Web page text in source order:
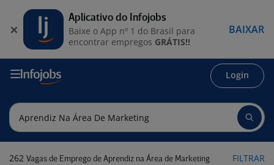
Login
262 Vagas de Emprego de Aprendiz na Área de Marketing FILTRAR
Aplicativo do Infojobs
Baixe o App nº 1 do Brasil para
encontrar empregos GRÁTIS!!
BAIXAR